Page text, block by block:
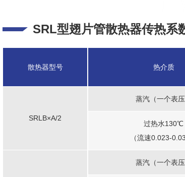
SRL型翅片管散热器传热系数
散热器型号 热介质
SRLB×A/2
蒸汽（一个表压
过热水130℃
（流速0.023-
蒸汽（一个表压